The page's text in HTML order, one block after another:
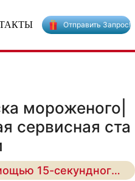
Отправить Запрос!
мороженого|
сервисная ста
Максимизируйте выручку без присмотра с помощью 15-секундного сверхбыстрого распределения и лидирующего в отрасли 43-процентного контроля текстуры